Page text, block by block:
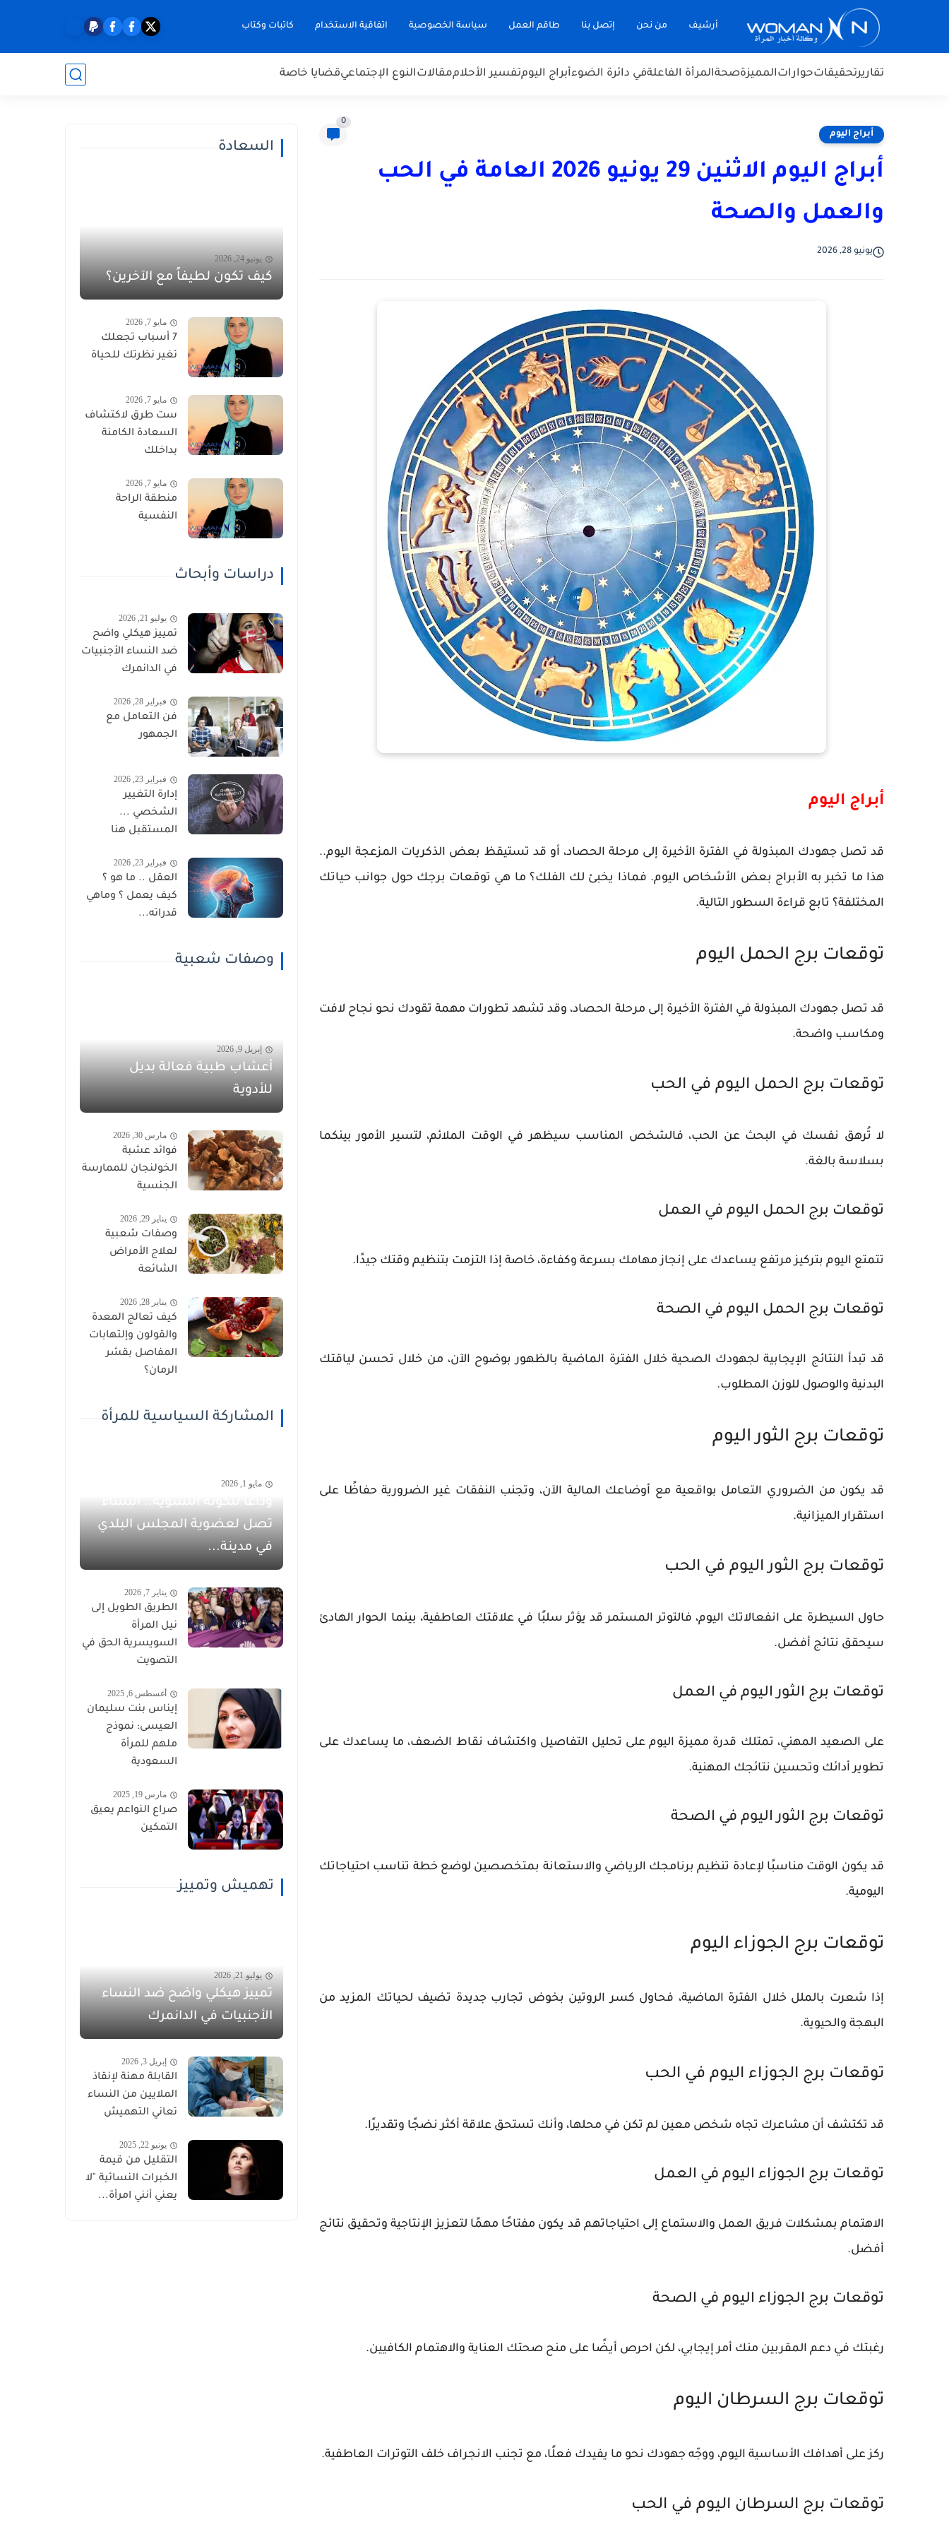
أرشيف من نحن إتصل بنا طاقم العمل سياسة الخصوصية اتفاقية الاستخدام كاتبات وكتاب
تقاريرتحقيقاتحواراتالمميزةصحةالمرأة الفاعلةفي دائرة الضوءأبراج اليومتفسير الأحلاممقالاتالنوع الإجتماعيقضايا خاصة
أبراج اليوم
0
أبراج اليوم الاثنين 29 يونيو 2026 العامة في الحب
والعمل والصحة
يونيو 28, 2026
أبراج اليوم
قد تصل جهودك المبذولة في الفترة الأخيرة إلى مرحلة الحصاد، أو قد تستيقظ بعض الذكريات المزعجة اليوم..
هذا ما تخبر به الأبراج بعض الأشخاص اليوم. فماذا يخبئ لك الفلك؟ ما هي توقعات برجك حول جوانب حياتك
المختلفة؟ تابع قراءة السطور التالية.
توقعات برج الحمل اليوم
قد تصل جهودك المبذولة في الفترة الأخيرة إلى مرحلة الحصاد، وقد تشهد تطورات مهمة تقودك نحو نجاح لافت
ومكاسب واضحة.
توقعات برج الحمل اليوم في الحب
لا تُرهق نفسك في البحث عن الحب، فالشخص المناسب سيظهر في الوقت الملائم، لتسير الأمور بينكما
بسلاسة بالغة.
توقعات برج الحمل اليوم في العمل
تتمتع اليوم بتركيز مرتفع يساعدك على إنجاز مهامك بسرعة وكفاءة، خاصة إذا التزمت بتنظيم وقتك جيدًا.
توقعات برج الحمل اليوم في الصحة
قد تبدأ النتائج الإيجابية لجهودك الصحية خلال الفترة الماضية بالظهور بوضوح الآن، من خلال تحسن لياقتك
البدنية والوصول للوزن المطلوب.
توقعات برج الثور اليوم
قد يكون من الضروري التعامل بواقعية مع أوضاعك المالية الآن، وتجنب النفقات غير الضرورية حفاظًا على
استقرار الميزانية.
توقعات برج الثور اليوم في الحب
حاول السيطرة على انفعالاتك اليوم، فالتوتر المستمر قد يؤثر سلبًا في علاقتك العاطفية، بينما الحوار الهادئ
سيحقق نتائج أفضل.
توقعات برج الثور اليوم في العمل
على الصعيد المهني، تمتلك قدرة مميزة اليوم على تحليل التفاصيل واكتشاف نقاط الضعف، ما يساعدك على
تطوير أدائك وتحسين نتائجك المهنية.
توقعات برج الثور اليوم في الصحة
قد يكون الوقت مناسبًا لإعادة تنظيم برنامجك الرياضي والاستعانة بمتخصصين لوضع خطة تناسب احتياجاتك
اليومية.
توقعات برج الجوزاء اليوم
إذا شعرت بالملل خلال الفترة الماضية، فحاول كسر الروتين بخوض تجارب جديدة تضيف لحياتك المزيد من
البهجة والحيوية.
توقعات برج الجوزاء اليوم في الحب
قد تكتشف أن مشاعرك تجاه شخص معين لم تكن في محلها، وأنك تستحق علاقة أكثر نضجًا وتقديرًا.
توقعات برج الجوزاء اليوم في العمل
الاهتمام بمشكلات فريق العمل والاستماع إلى احتياجاتهم قد يكون مفتاحًا مهمًا لتعزيز الإنتاجية وتحقيق نتائج
أفضل.
توقعات برج الجوزاء اليوم في الصحة
رغبتك في دعم المقربين منك أمر إيجابي، لكن احرص أيضًا على منح صحتك العناية والاهتمام الكافيين.
توقعات برج السرطان اليوم
ركز على أهدافك الأساسية اليوم، ووجّه جهودك نحو ما يفيدك فعلًا، مع تجنب الانجراف خلف التوترات العاطفية.
توقعات برج السرطان اليوم في الحب
السعادة
يونيو 24, 2026
كيف تكون لطيفاً مع الآخرين؟
مايو 7, 2026
7 أسباب تجعلك
تغير نظرتك للحياة
مايو 7, 2026
ست طرق لاكتشاف
السعادة الكامنة
بداخلك
مايو 7, 2026
منطقة الراحة
النفسية
دراسات وأبحاث
يوليو 21, 2026
تمييز هيكلي واضح
ضد النساء الأجنبيات
في الدانمرك
فبراير 28, 2026
فن التعامل مع
الجمهور
فبراير 23, 2026
إدارة التغيير
الشخصي ...
المستقبل هنا
فبراير 23, 2026
العقل .. ما هو ؟
كيف يعمل ؟ وماهي
قدراته...
وصفات شعبية
إبريل 9, 2026
أعشاب طبية فعالة بديل
للأدوية
مارس 30, 2026
فوائد عشبة
الخولنجان للممارسة
الجنسية
يناير 29, 2026
وصفات شعبية
لعلاج الأمراض
الشائعة
يناير 28, 2026
كيف تعالج المعدة
والقولون وإلتهابات
المفاصل بقشر
الرمان؟
المشاركة السياسية للمرأة
مايو 1, 2026
وداعاً للكوتة النسوية.. النساء
تصل لعضوية المجلس البلدي
في مدينة...
يناير 7, 2026
الطريق الطويل إلى
نيل المرأة
السويسرية الحق في
التصويت
أغسطس 6, 2025
إيناس بنت سليمان
العيسى: نموذج
ملهم للمرأة
السعودية
مارس 19, 2025
صراع النواعم يعيق
التمكين
تهميش وتمييز
يوليو 21, 2026
تمييز هيكلي واضح ضد النساء
الأجنبيات في الدانمرك
إبريل 3, 2026
القابلة مهنة لإنقاذ
الملايين من النساء
تعاني التهميش
يونيو 22, 2025
التقليل من قيمة
الخبرات النسائية "لا
يعني أنني امرأة...